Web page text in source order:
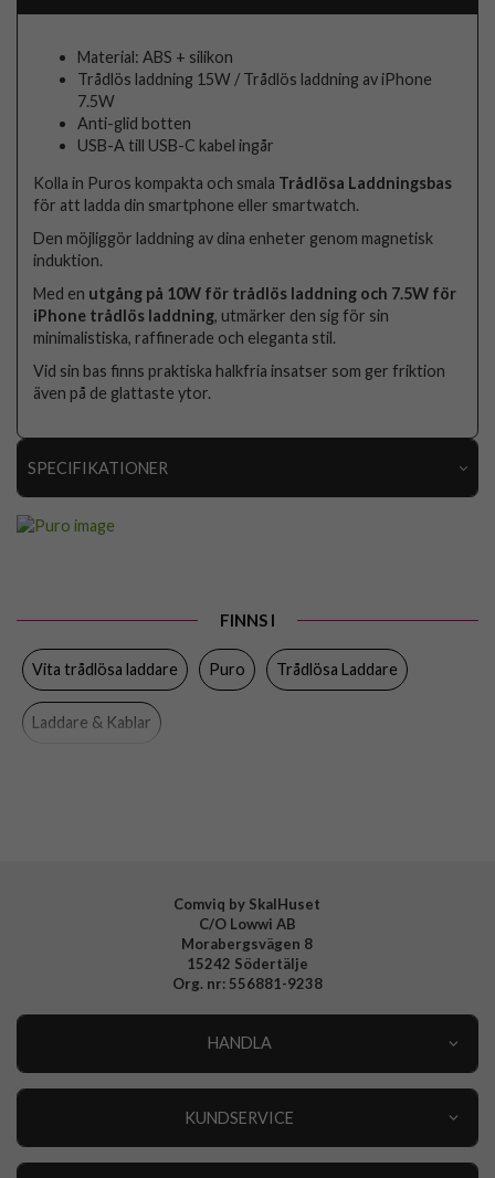
Material: ABS + silikon
Trådlös laddning 15W / Trådlös laddning av iPhone
7.5W
Anti-glid botten
USB-A till USB-C kabel ingår
Kolla in Puros kompakta och smala Trådlösa Laddningsbas
för att ladda din smartphone eller smartwatch.
Den möjliggör laddning av dina enheter genom magnetisk
induktion.
Med en utgång på 10W för trådlös laddning och 7.5W för
iPhone trådlös laddning, utmärker den sig för sin
minimalistiska, raffinerade och eleganta stil.
Vid sin bas finns praktiska halkfria insatser som ger friktion
även på de glattaste ytor.
SPECIFIKATIONER
Varumärke
Tillverkarens art nr
FINNS I
Vita trådlösa laddare Puro Trådlösa Laddare
Laddare & Kablar
Comviq by SkalHuset
C/O Lowwi AB
Morabergsvägen 8
15242 Södertälje
Org. nr: 556881-9238
HANDLA
KUNDSERVICE